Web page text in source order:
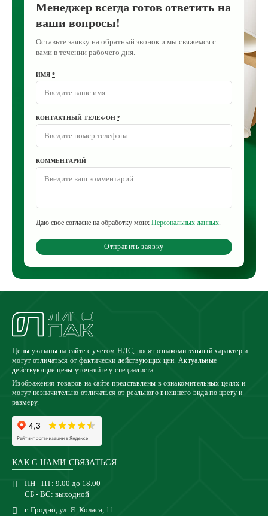
Менеджер всегда готов ответить на
ваши вопросы!
Оставьте заявку на обратный звонок и мы свяжемся с
вами в течении рабочего дня.
ИМЯ *
КОНТАКТНЫЙ ТЕЛЕФОН *
КОММЕНТАРИЙ
Даю свое согласие на обработку моих Персональных данных.
Отправить заявку
Цены указаны на сайте с учетом НДС, носят ознакомительный характер и
могут отличаться от фактически действующих цен. Актуальные
действующие цены уточняйте у специалиста.
Изображения товаров на сайте представлены в ознакомительных целях и
могут незначительно отличаться от реального внешнего вида по цвету и
размеру.
КАК С НАМИ СВЯЗАТЬСЯ
ПН - ПТ: 9.00 до 18.00
СБ - ВС: выходной
г. Гродно, ул. Я. Коласа, 11